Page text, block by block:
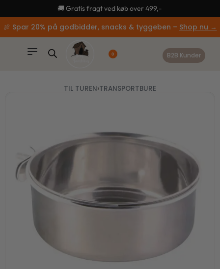
🚚 Gratis fragt ved køb over 499,-
🍖 Spar 20% på godbidder, snacks & tyggeben – Shop nu →
0 B2B Kunder
TIL TUREN›TRANSPORTBURE